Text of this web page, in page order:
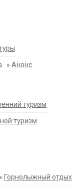
» Анонс
туризм
туризм
» Горнолыжный отдых